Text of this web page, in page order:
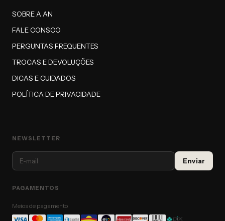
SOBRE A AN
FALE CONSCO
PERGUNTAS FREQUENTES
TROCAS E DEVOLUÇÕES
DICAS E CUIDADOS
POLÍTICA DE PRIVACIDADE
NEWSLETTER
PAGAMENTOS
Meios de pagamento